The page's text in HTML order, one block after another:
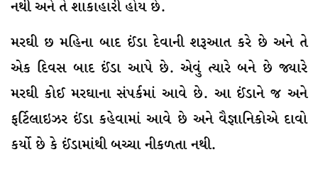
નથી અને તે શાકાહારી હોય છે.
મરઘી છ મહિના બાદ ઈંડા દેવાની શરૂઆત કરે છે અને તે
એક દિવસ બાદ ઈંડા આપે છે. એવું ત્યારે બને છે જ્યારે
મરઘી કોઈ મરઘાના સંપર્કમાં આવે છે. આ ઈંડાને જ અને
ફર્ટિલાઇઝર ઈંડા કહેવામાં આવે છે અને વૈજ્ઞાનિકોએ દાવો
કર્યો છે કે ઈંડામાંથી બચ્ચા નીકળતા નથી.